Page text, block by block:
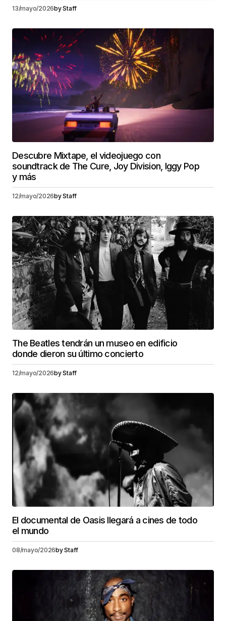
13/mayo/2026byStaff
Descubre Mixtape, el videojuego con
soundtrack de The Cure, Joy Division, Iggy Pop
y más
12/mayo/2026byStaff
The Beatles tendrán un museo en edificio
donde dieron su último concierto
12/mayo/2026byStaff
El documental de Oasis llegará a cines de todo
el mundo
08/mayo/2026byStaff